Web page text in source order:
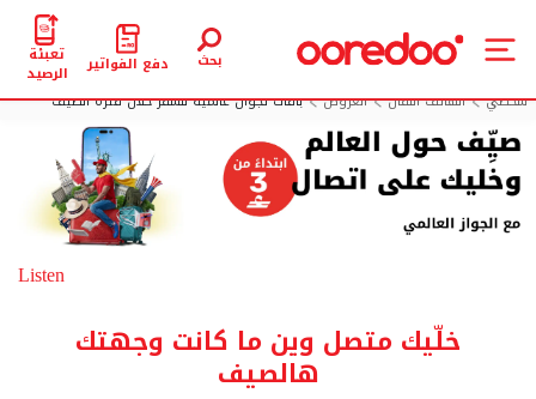
بحث دفع الفواتير تعبئة
الرصيد
شخصي
الهاتف النقال العروض باقات تجوال عالمية للسفر خلال فترة الصيف
Listen
خلّيك متصل وين ما كانت وجهتك
هالصيف